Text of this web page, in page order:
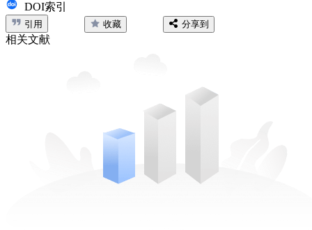
DOI索引
引用 收藏 分享到
相关文献